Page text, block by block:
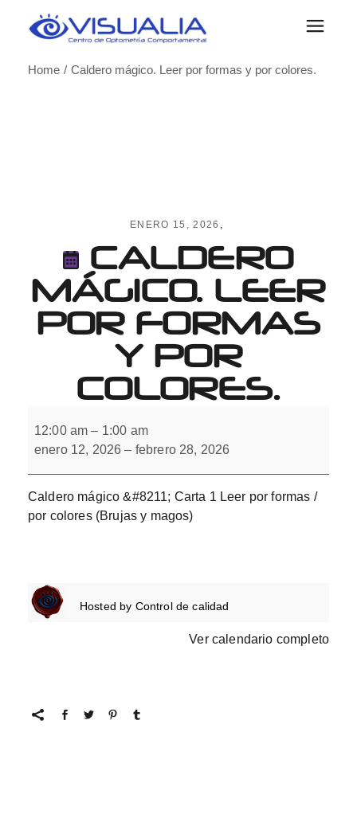
Home
Caldero mágico. Leer por formas y por colores.
ENERO 15, 2026
CALDERO
MÁGICO. LEER
POR FORMAS
Y POR
COLORES.
mágico.
Leer
por
y
por
colores.
12:00 am – 1:00 am
enero 12, 2026 – febrero 28, 2026
Caldero mágico &#8211; Carta 1 Leer por formas /
por colores (Brujas y magos)
Hosted by Control de calidad
Ver calendario completo